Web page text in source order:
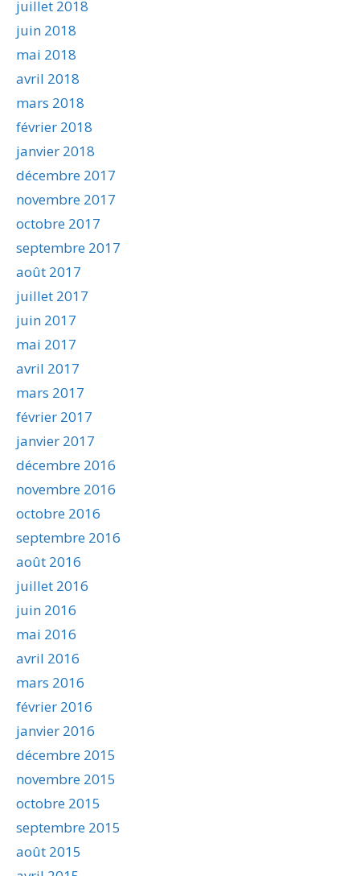
juillet 2018
juin 2018
mai 2018
avril 2018
mars 2018
février 2018
janvier 2018
décembre 2017
novembre 2017
octobre 2017
septembre 2017
août 2017
juillet 2017
juin 2017
mai 2017
avril 2017
mars 2017
février 2017
janvier 2017
décembre 2016
novembre 2016
octobre 2016
septembre 2016
août 2016
juillet 2016
juin 2016
mai 2016
avril 2016
mars 2016
février 2016
janvier 2016
décembre 2015
novembre 2015
octobre 2015
septembre 2015
août 2015